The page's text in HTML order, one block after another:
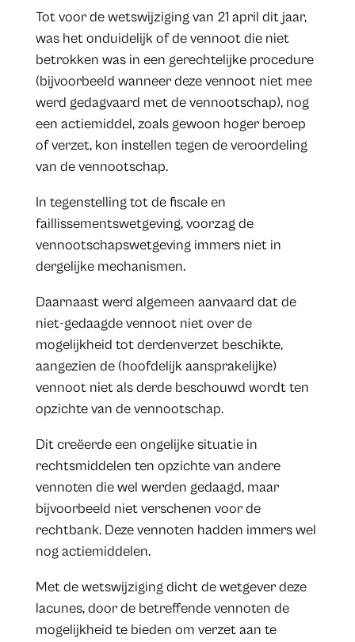
Tot voor de wetswijziging van 21 april dit jaar,
was het onduidelijk of de vennoot die niet
betrokken was in een gerechtelijke procedure
(bijvoorbeeld wanneer deze vennoot niet mee
werd gedagvaard met de vennootschap), nog
een actiemiddel, zoals gewoon hoger beroep
of verzet, kon instellen tegen de veroordeling
van de vennootschap.
In tegenstelling tot de fiscale en
faillissementswetgeving, voorzag de
vennootschapswetgeving immers niet in
dergelijke mechanismen.
Daarnaast werd algemeen aanvaard dat de
niet-gedaagde vennoot niet over de
mogelijkheid tot derdenverzet beschikte,
aangezien de (hoofdelijk aansprakelijke)
vennoot niet als derde beschouwd wordt ten
opzichte van de vennootschap.
Dit creëerde een ongelijke situatie in
rechtsmiddelen ten opzichte van andere
vennoten die wel werden gedaagd, maar
bijvoorbeeld niet verschenen voor de
rechtbank. Deze vennoten hadden immers wel
nog actiemiddelen.
Met de wetswijziging dicht de wetgever deze
lacunes, door de betreffende vennoten de
mogelijkheid te bieden om verzet aan te